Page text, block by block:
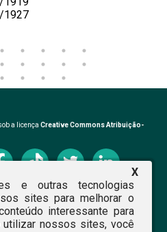
1927
a licença Creative Commons Atribuição-
e outras tecnologias
sites para melhorar o
interessante para
nossos sites, você
X